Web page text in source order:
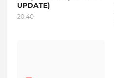
UPDATE)
20.40